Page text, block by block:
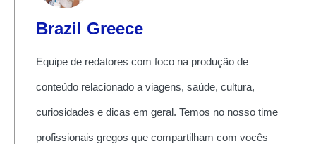
Brazil Greece
Equipe de redatores com foco na produção de
conteúdo relacionado a viagens, saúde, cultura,
curiosidades e dicas em geral. Temos no nosso time
profissionais gregos que compartilham com vocês